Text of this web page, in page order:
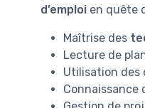
d’emploi en quête
Maîtrise des
Lecture de
Utilisation des
Connaissance